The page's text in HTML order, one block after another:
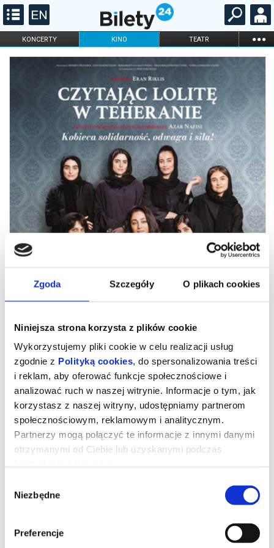
Zgoda Szczegóły O plikach cookies
Niniejsza strona korzysta z plików cookie
Wykorzystujemy pliki cookie w celu realizacji usług
zgodnie z Polityką cookies, do spersonalizowania treści
i reklam, aby oferować funkcje społecznościowe i
analizować ruch w naszej witrynie. Informacje o tym, jak
korzystasz z naszej witryny, udostępniamy partnerom
społecznościowym, reklamowym i analitycznym.
Partnerzy mogą połączyć te informacje z innymi danymi
otrzymanymi od Ciebie lub uzyskanymi podczas
zgody
Niezbędne
Preferencje
KONCERTY KINO TEATR ...
FILHARMONIA OPERA I BALET
ONLINE
Czytając Lolitę w Teheranie
reżyseria:Eran Riklis
występują:Golshifteh Farahani, Zar Amir Ebrahimi, Mina Kavani
Po rewolucji islamskiej w Iranie w 1979 roku, ulice Teheranu
patrolowane są przez obrońców moralności, a fundamentaliści
przejmują kontrolę nad uniwersytetami. Swobody kobiet są